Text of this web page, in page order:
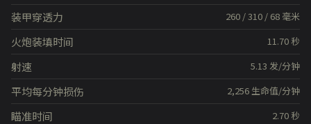
260 /310 / 68 毫米
装甲穿透力
11.70 秒
火炮装填时间
5.13 发/分钟
射速
2,256 生命值/分钟
平均每分钟损伤
2.70 秒
瞄准时间